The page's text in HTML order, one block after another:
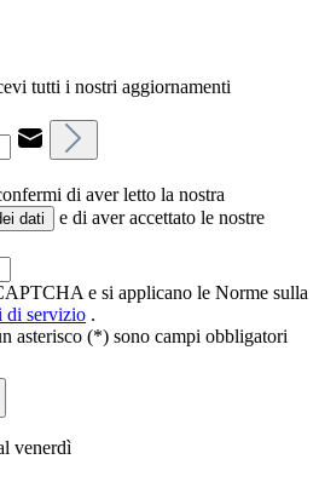
tutti i nostri aggiornamenti
di aver letto la nostra
dati e di aver accettato le nostre
e si applicano le Norme sulla
di servizio .
asterisco (*) sono campi obbligatori
venerdì